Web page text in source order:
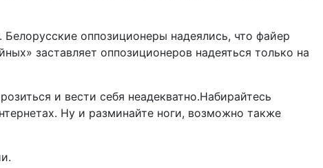
оппозиционеры надеялись, что файер
заставляет оппозиционеров надеяться только на
и вести себя неадекватно.Набирайтесь
Ну и разминайте ноги, возможно также